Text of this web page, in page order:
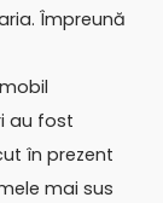
Împreună
au fost
în prezent
mai sus